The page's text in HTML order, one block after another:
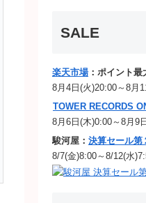
SALE
楽天市場 ：ポイント
8月4日(火)20:00～8月
TOWER RECORDS
8月6日(木)0:00～8月9
駿河屋： 決算セール第
8/7(金)8:00～8/12(水